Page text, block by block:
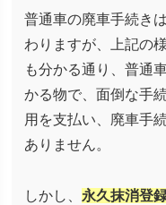
普通車の廃車手続き
わりますが、上記の
も分かる通り、普通
かる物で、面倒な手
用を支払い、廃車手
ありません。
しかし、 永久抹消登